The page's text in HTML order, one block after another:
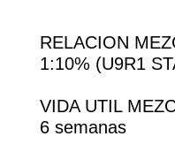
RELACION
1:10% (U9R1
VIDA UTIL
6 semanas